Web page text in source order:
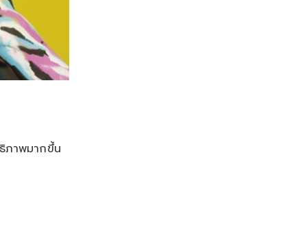
ภาพมากขึ้น